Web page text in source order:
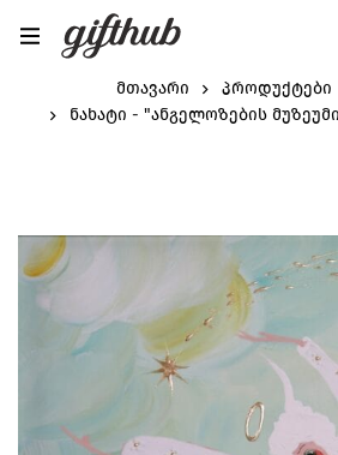
მთავარი პროდუქტები
ნახატი - "ანგელოზების მუზეუმი